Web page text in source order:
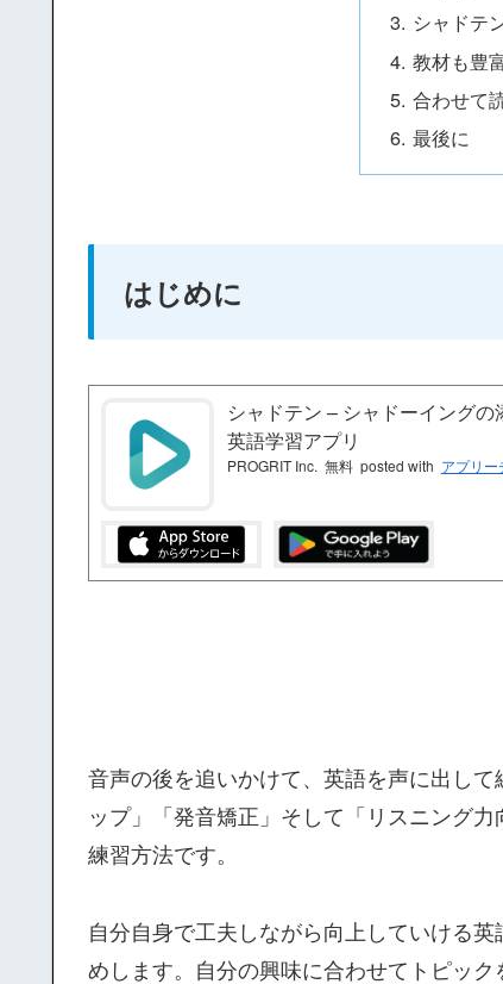
シャドテ
教材も豊
合わせて
最後に
はじめに
シャドテン – シャドーイングの
英語学習アプリ
PROGRIT Inc. 無料 posted with アプリー
音声の後を追いかけて、英語を声に出し
ップ」「発音矯正」そして「リスニング
練習方法です。
自分自身で工夫しながら向上していける
めします。自分の興味に合わせてトピッ